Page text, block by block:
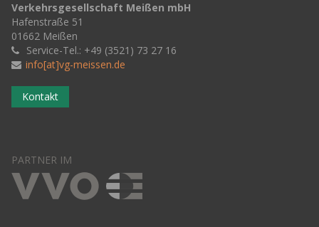
Verkehrsgesellschaft Meißen mbH
Hafenstraße 51
01662 Meißen
Service-Tel.: +49 (3521) 73 27 16
info[at]vg-meissen.de
Kontakt
PARTNER IM